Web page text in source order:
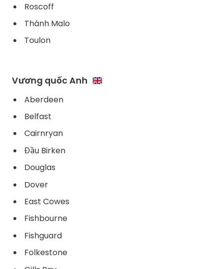
Roscoff
Thánh Malo
Toulon
Vương quốc Anh
Aberdeen
Belfast
Cairnryan
Đầu Birken
Douglas
Dover
East Cowes
Fishbourne
Fishguard
Folkestone